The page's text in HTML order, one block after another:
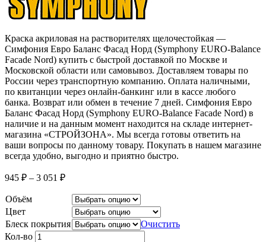
Краска акриловая на растворителях щелочестойкая —
Симфония Евро Баланс Фасад Норд (Symphony EURO-Balance
Faсade Nord) купить с быстрой доставкой по Москве и
Московской области или самовывоз. Доставляем товары по
России через транспортную компанию. Оплата наличными,
по квитанции через онлайн-банкинг или в кассе любого
банка. Возврат или обмен в течение 7 дней. Симфония Евро
Баланс Фасад Норд (Symphony EURO-Balance Faсade Nord) в
наличие и на данным момент находится на складе интернет-
магазина «СТРОЙЗОНА». Мы всегда готовы ответить на
ваши вопросы по данному товару. Покупать в нашем магазине
всегда удобно, выгодно и приятно быстро.
945 ₽ – 3 051 ₽
Объём
Цвет
Блеск покрытия
Очистить
Кол-во